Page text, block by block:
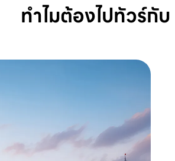
ทำไมต้องไปทัวร์กับ